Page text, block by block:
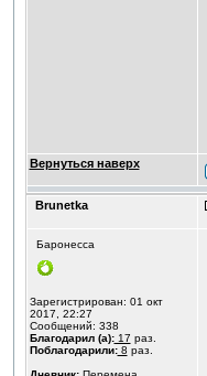
Вернуться наверх
Brunetka
Баронесса
Зарегистрирован: 01 окт
2017, 22:27
Сообщений: 338
Благодарил (а):17 раз.
Поблагодарили:8 раз.